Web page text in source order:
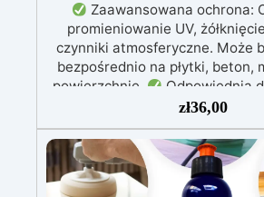
Zaawansowana ochrona:
promieniowanie UV,
czynniki atmosferyczne. Może
bezpośrednio na płytki, beton,
powierzchnie.
Odpowiednia
intensywnie użytkowanych
formuła, idealna do środowisk
najwyższej trwałości.
personalizowane
kolorystyce RAL lub NCS, z
zł36,00